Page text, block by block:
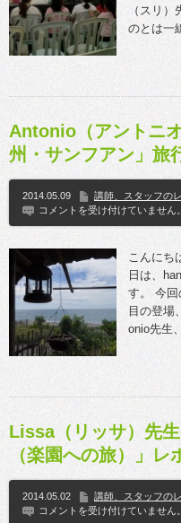
（スリ
のとは一
Antonio（アントニ
州・サンフアン」旅
2014.05.09
講師、スタッフの
コメントを受け付けていません。
こんにち
日は、
す。 今回
目の登場
onio先生
Lissa（リッサ）先
（楽園への旅）」レ
2014.05.02
講師、スタッフの
コメントを受け付けていません。